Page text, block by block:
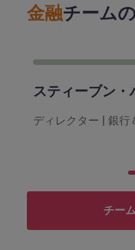
金融チーム
スティーブン・
ディレクター | 銀行
チー